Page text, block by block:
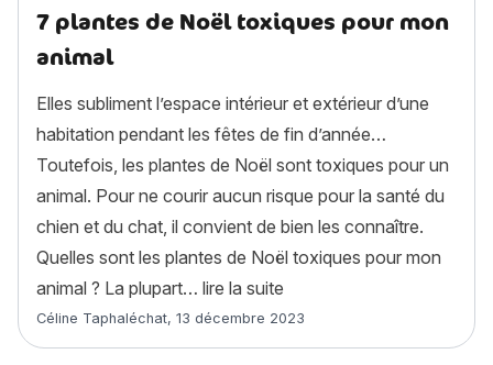
7 plantes de Noël toxiques pour mon
animal
Elles subliment l’espace intérieur et extérieur d’une
habitation pendant les fêtes de fin d’année…
Toutefois, les plantes de Noël sont toxiques pour un
animal. Pour ne courir aucun risque pour la santé du
chien et du chat, il convient de bien les connaître.
Quelles sont les plantes de Noël toxiques pour mon
animal ? La plupart… lire la suite
Article rédigé par
Céline Taphaléchat, 13 décembre 2023